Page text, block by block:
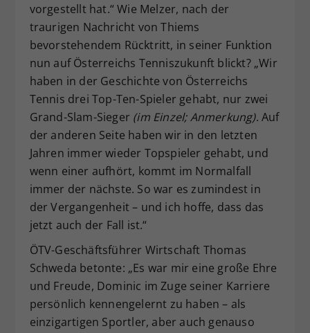
vorgestellt hat.“ Wie Melzer, nach der
traurigen Nachricht von Thiems
bevorstehendem Rücktritt, in seiner Funktion
nun auf Österreichs Tenniszukunft blickt? „Wir
haben in der Geschichte von Österreichs
Tennis drei Top-Ten-Spieler gehabt, nur zwei
Grand-Slam-Sieger (im Einzel; Anmerkung). Auf
der anderen Seite haben wir in den letzten
Jahren immer wieder Topspieler gehabt, und
wenn einer aufhört, kommt im Normalfall
immer der nächste. So war es zumindest in
der Vergangenheit – und ich hoffe, dass das
jetzt auch der Fall ist.“
ÖTV-Geschäftsführer Wirtschaft Thomas
Schweda betonte: „Es war mir eine große Ehre
und Freude, Dominic im Zuge seiner Karriere
persönlich kennengelernt zu haben – als
einzigartigen Sportler, aber auch genauso